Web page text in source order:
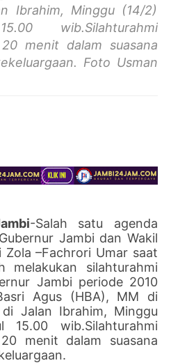
Ibrahim, Minggu (14/2)
wib.Silahturahmi
menit dalam suasana
Foto Usman
-Salah satu agenda
Jambi dan Wakil
Zola –Fachrori Umar saat
silahturahmi
Jambi periode 2010
Agus (HBA), MM di
Jalan Ibrahim, Minggu
15.00 wib.Silahturahmi
menit dalam suasana